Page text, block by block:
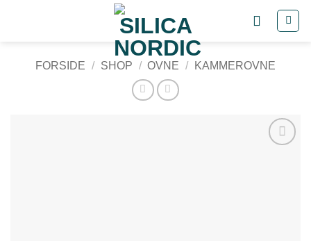
FORSIDE / SHOP / OVNE / KAMMEROVNE